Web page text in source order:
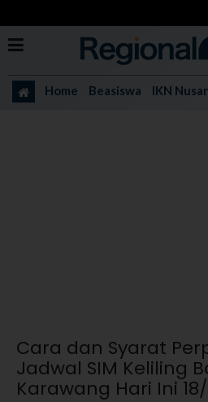
Home Beasiswa IKN
Cara dan Syarat
Jadwal SIM Keliling
Karawang Hari Ini 18/